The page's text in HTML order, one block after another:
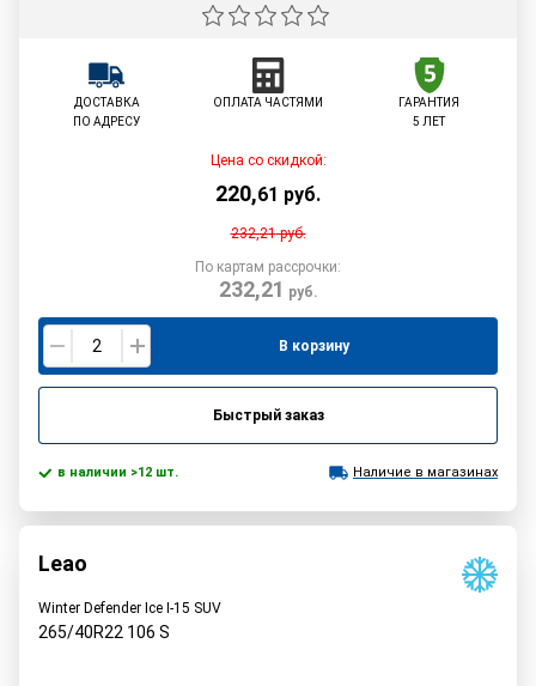
ДОСТАВКА
ПО АДРЕСУ
ОПЛАТА ЧАСТЯМИ
ГАРАНТИЯ
5 ЛЕТ
Цена со скидкой:
220,61 руб.
232,21руб.
По картам рассрочки:
232,21 руб.
В корзину
Быстрый заказ
в наличии >12 шт. Наличие в магазинах
Leao
Winter Defender Ice I-15 SUV
265/40R22 106 S